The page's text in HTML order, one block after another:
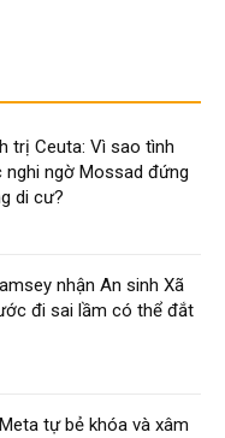
trị Ceuta: Vì sao tình
nghi ngờ Mossad đứng
di cư?
nhận An sinh Xã
đi sai lầm có thể đắt
tự bẻ khóa và xâm